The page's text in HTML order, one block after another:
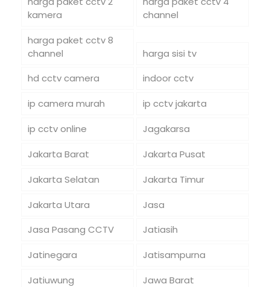
kamera
channel
harga paket cctv 8
channel
harga sisi tv
hd cctv camera
indoor cctv
ip camera murah
ip cctv jakarta
ip cctv online
Jagakarsa
Jakarta Barat
Jakarta Pusat
Jakarta Selatan
Jakarta Timur
Jakarta Utara
Jasa
Jasa Pasang CCTV
Jatiasih
Jatinegara
Jatisampurna
Jatiuwung
Jawa Barat